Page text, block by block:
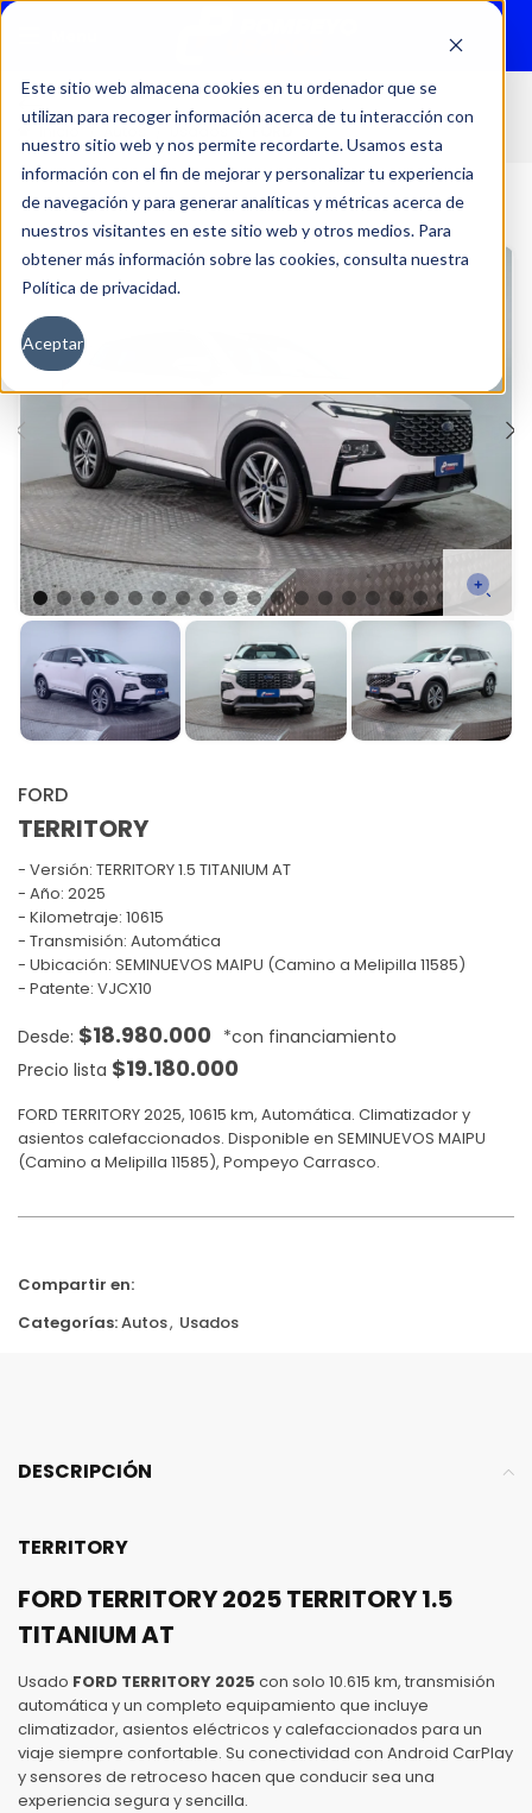
Este sitio web almacena cookies en tu ordenador que se
utilizan para recoger información acerca de tu interacción con
nuestro sitio web y nos permite recordarte. Usamos esta
información con el fin de mejorar y personalizar tu experiencia
de navegación y para generar analíticas y métricas acerca de
nuestros visitantes en este sitio web y otros medios. Para
obtener más información sobre las cookies, consulta nuestra
Política de privacidad.
Aceptar
Inicio Autos
FORD
TERRITORY
Versión: TERRITORY 1.5 TITANIUM AT
Año: 2025
Kilometraje: 10615
Transmisión: Automática
Ubicación: SEMINUEVOS MAIPU (Camino a Melipilla 11585)
Patente: VJCX10
$18.980.000
Precio lista $19.180.000
FORD TERRITORY 2025, 10615 km, Automática. Climatizador y
asientos calefaccionados. Disponible en SEMINUEVOS MAIPU
(Camino a Melipilla 11585), Pompeyo Carrasco.
Compartir en:
Categorías:Autos, Usados
DESCRIPCIÓN
TERRITORY
FORD TERRITORY 2025 TERRITORY 1.5
TITANIUM AT
Usado FORD TERRITORY 2025 con solo 10.615 km, transmisión
automática y un completo equipamiento que incluye
climatizador, asientos eléctricos y calefaccionados para un
viaje siempre confortable. Su conectividad con Android CarPlay
y sensores de retroceso hacen que conducir sea una
experiencia segura y sencilla.